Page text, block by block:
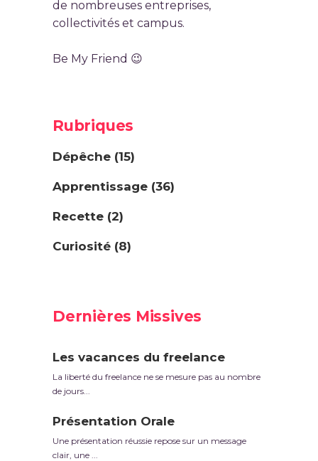
de nombreuses entreprises,
collectivités et campus.
Be My Friend 😉
Rubriques
Dépêche (15)
Apprentissage (36)
Recette (2)
Curiosité (8)
Dernières Missives
Les vacances du freelance
La liberté du freelance ne se mesure pas au nombre
de jours...
Présentation Orale
Une présentation réussie repose sur un message
clair, une ...